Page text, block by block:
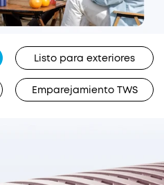
Listo para exteriores
Emparejamiento TWS